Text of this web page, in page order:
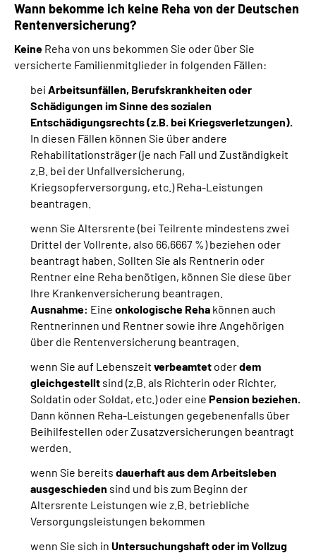
Wann bekomme ich keine Reha von der Deutschen
Rentenversicherung?
Keine Reha von uns bekommen Sie oder über Sie
versicherte Familienmitglieder in folgenden Fällen:
bei Arbeitsunfällen, Berufskrankheiten oder
Schädigungen im Sinne des sozialen
Entschädigungsrechts (z.B. bei Kriegsverletzungen).
In diesen Fällen können Sie über andere
Rehabilitationsträger (je nach Fall und Zuständigkeit
z.B. bei der Unfallversicherung,
Kriegsopferversorgung, etc.) Reha-Leistungen
beantragen.
wenn Sie Altersrente (bei Teilrente mindestens zwei
Drittel der Vollrente, also 66,6667 %) beziehen oder
beantragt haben. Sollten Sie als Rentnerin oder
Rentner eine Reha benötigen, können Sie diese über
Ihre Krankenversicherung beantragen.
Ausnahme: Eine onkologische Reha können auch
Rentnerinnen und Rentner sowie ihre Angehörigen
über die Rentenversicherung beantragen.
wenn Sie auf Lebenszeit verbeamtet oderdem
gleichgestellt sind (z.B. als Richterin oder Richter,
Soldatin oder Soldat, etc.) oder eine Pension beziehen.
Dann können Reha-Leistungen gegebenenfalls über
Beihilfestellen oder Zusatzversicherungen beantragt
werden.
wenn Sie bereits dauerhaft aus dem Arbeitsleben
ausgeschieden sind und bis zum Beginn der
Altersrente Leistungen wie z.B. betriebliche
Versorgungsleistungen bekommen
wenn Sie sich in Untersuchungshaft oder im Vollzug